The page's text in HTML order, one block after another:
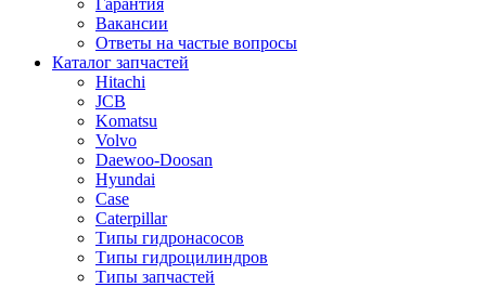
Гарантия
Вакансии
Ответы на частые вопросы
Каталог запчастей
Hitachi
JCB
Komatsu
Volvo
Daewoo-Doosan
Hyundai
Case
Caterpillar
Типы гидронасосов
Типы гидроцилиндров
Типы запчастей